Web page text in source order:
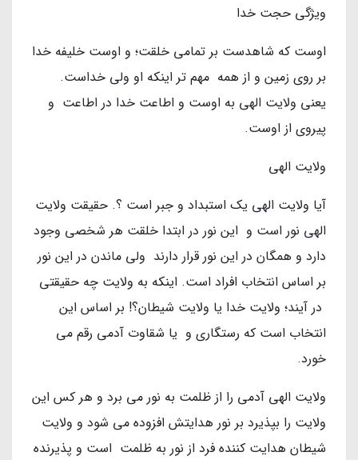
ويژگي حجت خدا
اوست كه شاهدست بر تمامي خلقت؛ و اوست خليفه خدا
بر روي زمين و از همه مهم تر اينكه او ولي خداست.
يعني ولايت الهي به اوست و اطاعت خدا در اطاعت و
پيروي از اوست.
ولايت الهي
آیا ولایت الهی یک استبداد و جبر است ؟. حقيقت ولايت
الهي نور است و اين نور در ابتدا خلقت هر شخصي وجود
دارد و همگان در این نور قرار دارند ولي ماندن در اين نور
بر اساس انتخاب افراد است. اينكه به ولايت چه حقيقتي
در آيند؛ ولايت خدا يا ولايت شيطان؟! بر اساس اين
انتخاب است كه رستگاري و يا شقاوت آدمي رقم مي
خورد.
ولایت الهی آدمي را از ظلمت به نور مي برد و هر کس این
ولایت را بپذیرد بر نور هدایتش افزوده می شود و ولایت
شيطان هدايت كننده فرد از نور به ظلمت است و پذیرنده